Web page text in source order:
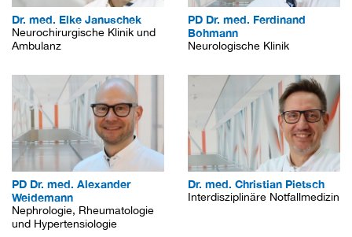
Dr. med. Elke Januschek
Neurochirurgische Klinik und
Ambulanz
PD Dr. med. Ferdinand
Bohmann
Neurologische Klinik
PD Dr. med. Alexander
Weidemann
Nephrologie, Rheumatologie
und Hypertensiologie
Dr. med. Christian Pietsch
Interdisziplinäre Notfallmedizin